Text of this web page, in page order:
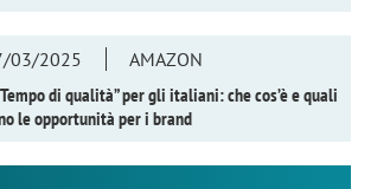
03/2025
AMAZON
di qualità” per gli italiani: che cos’è e quali
le opportunità per i brand